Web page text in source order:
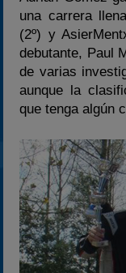
una carrera
(2º) y
debutante, Paul
de varias
aunque la
que tenga algún